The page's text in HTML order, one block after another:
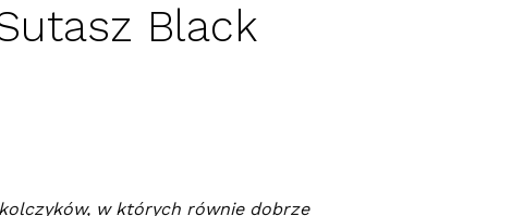
Black
w których równie dobrze